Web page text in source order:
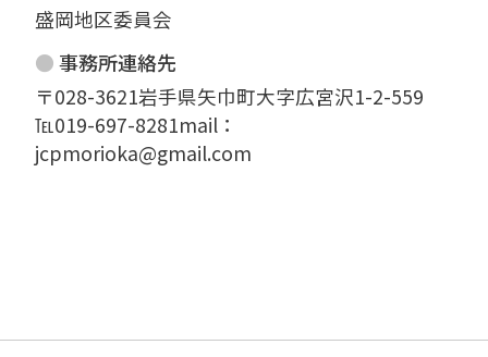
盛岡地区委員会
事務所連絡先
〒028-3621岩手県矢巾町大字広宮沢1-2-559
℡019-697-8281mail：
jcpmorioka@gmail.com